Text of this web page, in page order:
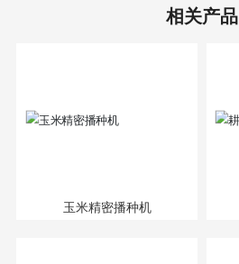
相关产品
玉米精密播种机